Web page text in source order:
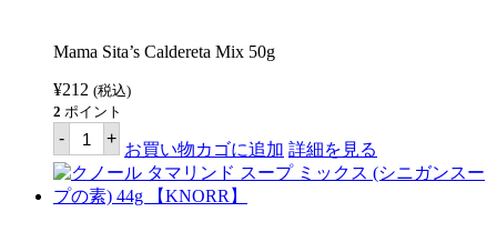
Mama Sita’s Caldereta Mix 50g
¥212 (税込)
2 ポイント
- マ
マ
シ
ッ
タ
+
お買い物カゴに追加 詳細を見る